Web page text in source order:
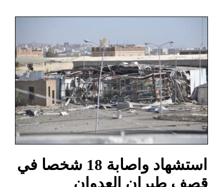
استشهاد واصابة 18 شخصا في
قصف طيران العدوان